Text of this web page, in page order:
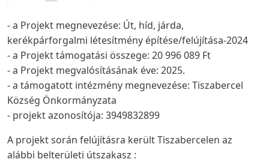
- a Projekt megnevezése: Út, híd, járda,
kerékpárforgalmi létesítmény építése/felújítása-2024
- a Projekt támogatási összege: 20 996 089 Ft
- a Projekt megvalósításának éve: 2025.
- a támogatott intézmény megnevezése: Tiszabercel
Község Önkormányzata
- projekt azonosítója: 3949832899
A projekt során felújításra került Tiszabercelen az
alábbi belterületi útszakasz :